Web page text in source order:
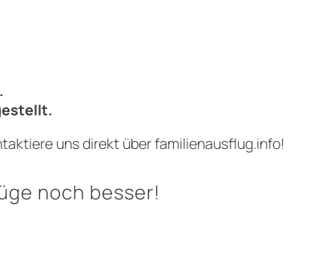
uns direkt über familienausflug.info!
noch besser!